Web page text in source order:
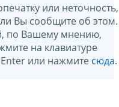
или неточность,
Вы сообщите об этом.
по Вашему мнению,
на клавиатуре
или нажмите сюда.